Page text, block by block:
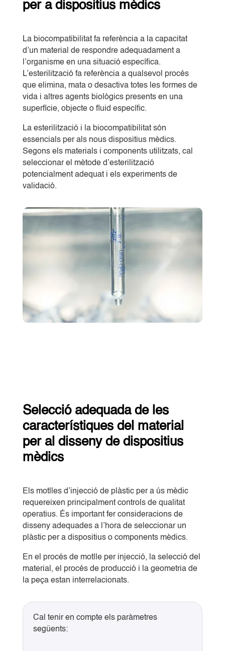
per a dispositius mèdics
La biocompatibilitat fa referència a la capacitat
d’un material de respondre adequadament a
l’organisme en una situació específica.
L’esterilització fa referència a qualsevol procés
que elimina, mata o desactiva totes les formes de
vida i altres agents biològics presents en una
superfície, objecte o fluid específic.
La esterilització i la biocompatibilitat són
essencials per als nous dispositius mèdics.
Segons els materials i components utilitzats, cal
seleccionar el mètode d’esterilització
potencialment adequat i els experiments de
validació.
Selecció adequada de les
característiques del material
per al disseny de dispositius
mèdics
Els motlles d’injecció de plàstic per a ús mèdic
requereixen principalment controls de qualitat
operatius. És important fer consideracions de
disseny adequades a l’hora de seleccionar un
plàstic per a dispositius o components mèdics.
En el procés de motlle per injecció, la selecció del
material, el procés de producció i la geometria de
la peça estan interrelacionats.
Cal tenir en compte els paràmetres
següents: